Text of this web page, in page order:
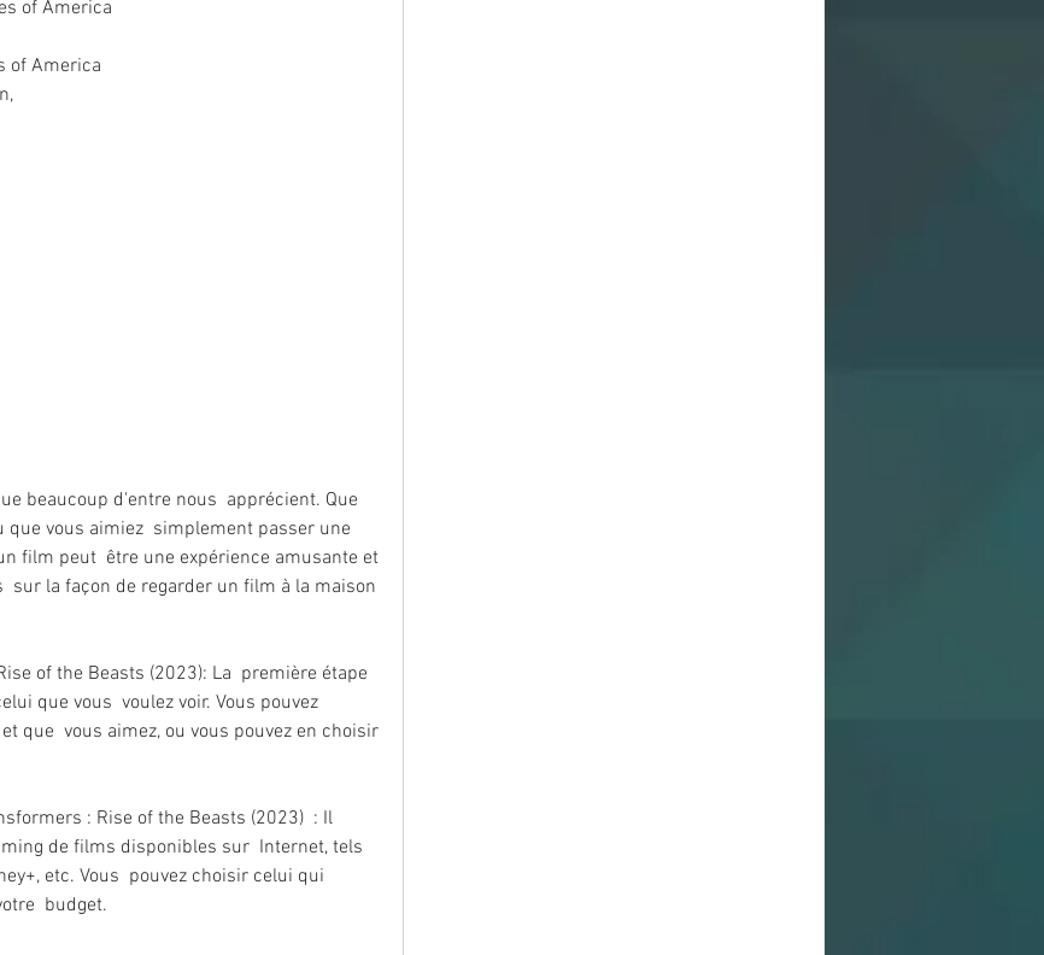
of America
of America
que vous aimiez  simplement passer une
film peut  être une expérience amusante et
sur la façon de regarder un film à la maison
que vous  voulez voir. Vous pouvez
que  vous aimez, ou vous pouvez en choisir
de films disponibles sur  Internet, tels
etc. Vous  pouvez choisir celui qui
budget.